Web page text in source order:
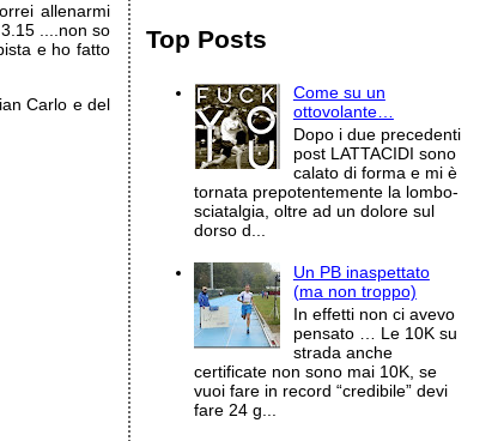
allenarmi
....non so
e ho fatto
Carlo e del
Top Posts
Come su un
ottovolante…
Dopo i due precedenti
post LATTACIDI sono
calato di forma e mi è
tornata prepotentemente la lombo-
sciatalgia, oltre ad un dolore sul
dorso d...
Un PB inaspettato
(ma non troppo)
In effetti non ci avevo
pensato … Le 10K su
strada anche
certificate non sono mai 10K, se
vuoi fare in record “credibile” devi
fare 24 g...